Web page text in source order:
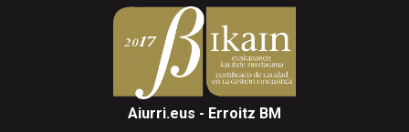
Aiurri.eus - Erroitz BM